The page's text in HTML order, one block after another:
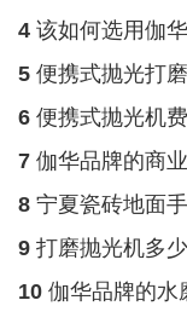
4该如何选用伽
5便携式抛光打
6便携式抛光机
7伽华品牌的商业综
8宁夏瓷砖地面
9打磨抛光机多少
10伽华品牌的水